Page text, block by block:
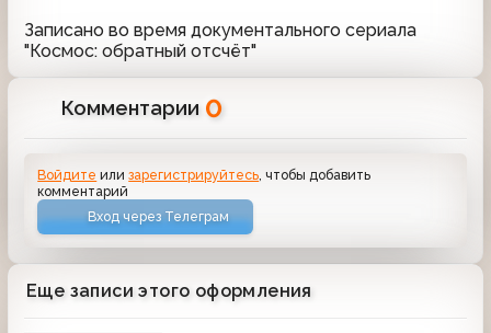
Записано во время документального сериала
"Космос: обратный отсчёт"
Комментарии 0
Войдите илизарегистрируйтесь , чтобы добавить
комментарий
Вход через Телеграм
Еще записи этого оформления